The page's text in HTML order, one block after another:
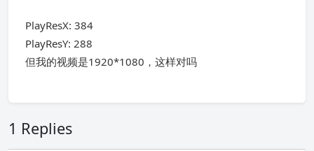
PlayResX: 384
PlayResY: 288
但我的视频是1920*1080，这样对吗
1 Replies